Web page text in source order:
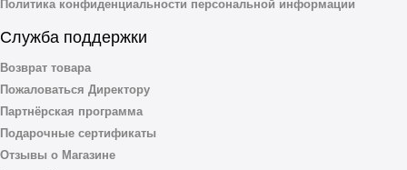
Политика конфиденциальности персональной информации
Служба поддержки
Возврат товара
Пожаловаться Директору
Партнёрская программа
Подарочные сертификаты
Отзывы о Магазине